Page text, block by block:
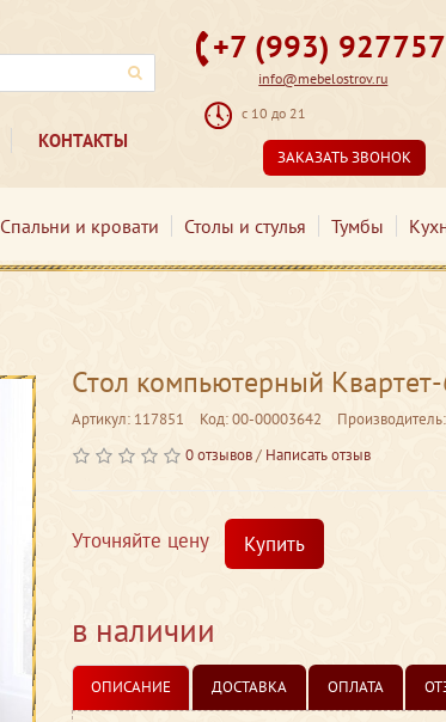
КОНТАКТЫ
+7 (993)
info@mebelostrov.ru
с 10 до 21
ЗАКАЗАТЬ ЗВОНОК
Спальни и кровати Столы и стулья Тумбы
Стол компьютерный
Артикул: 117851 Код: 00-00003642 Производитель:
0 отзывов/ Написать отзыв
Уточняйте цену Купить
в наличии
ОПИСАНИЕ ДОСТАВКА ОПЛАТА